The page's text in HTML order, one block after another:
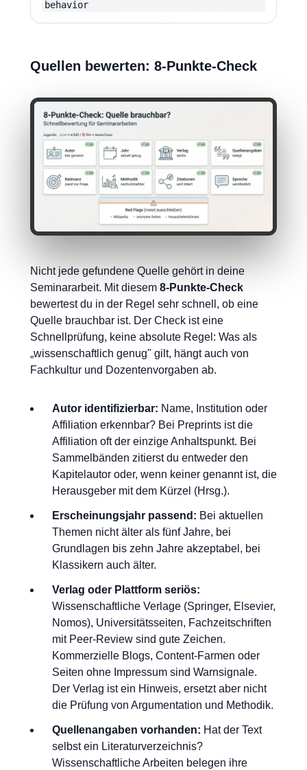
behavior
Quellen bewerten: 8-Punkte-Check
Nicht jede gefundene Quelle gehört in deine
Seminararbeit. Mit diesem 8-Punkte-Check
bewertest du in der Regel sehr schnell, ob eine
Quelle brauchbar ist. Der Check ist eine
Schnellprüfung, keine absolute Regel: Was als
„wissenschaftlich genug" gilt, hängt auch von
Fachkultur und Dozentenvorgaben ab.
Autor identifizierbar: Name, Institution oder
Affiliation erkennbar? Bei Preprints ist die
Affiliation oft der einzige Anhaltspunkt. Bei
Sammelbänden zitierst du entweder den
Kapitelautor oder, wenn keiner genannt ist, die
Herausgeber mit dem Kürzel (Hrsg.).
Erscheinungsjahr passend: Bei aktuellen
Themen nicht älter als fünf Jahre, bei
Grundlagen bis zehn Jahre akzeptabel, bei
Klassikern auch älter.
Verlag oder Plattform seriös:
Wissenschaftliche Verlage (Springer, Elsevier,
Nomos), Universitätsseiten, Fachzeitschriften
mit Peer-Review sind gute Zeichen.
Kommerzielle Blogs, Content-Farmen oder
Seiten ohne Impressum sind Warnsignale.
Der Verlag ist ein Hinweis, ersetzt aber nicht
die Prüfung von Argumentation und Methodik.
Quellenangaben vorhanden: Hat der Text
selbst ein Literaturverzeichnis?
Wissenschaftliche Arbeiten belegen ihre